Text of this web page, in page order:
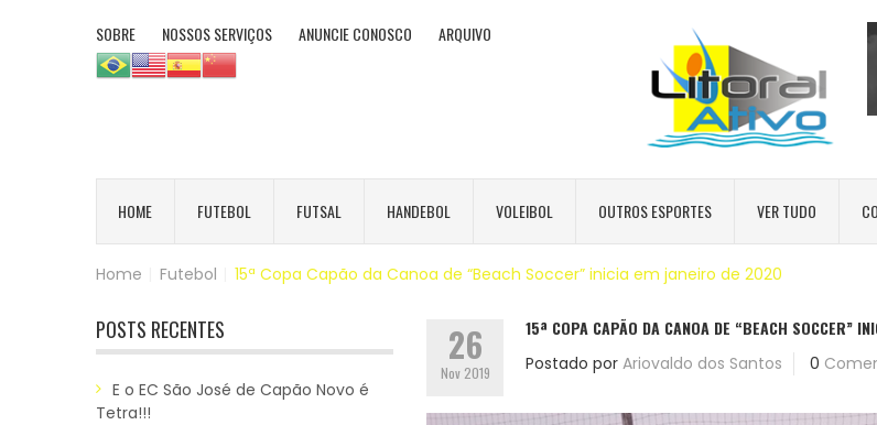
SOBRE NOSSOS SERVIÇOS ANUNCIE CONOSCO ARQUIVO
HOME FUTEBOL FUTSAL HANDEBOL VOLEIBOL OUTROS ESPORTES VER TUDO
Home Futebol 15ª Copa Capão da Canoa de “Beach Soccer” inicia em janeiro de 2020
POSTS RECENTES
E o EC São José de Capão Novo é
Tetra!!!
26
Nov 2019
15ª COPA CAPÃO DA CANOA DE “BEACH SOCCER”
Postado por Ariovaldo dos Santos 0